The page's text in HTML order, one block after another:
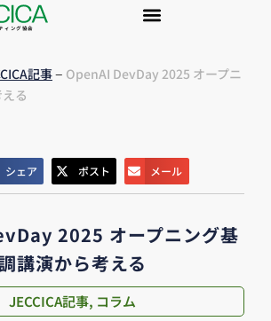
ィング協会
記事– OpenAI DevDay 2025 オープニ
る
シェア ポスト メール
2025 オープニング基
講演から考える
JECCICA記事, コラム